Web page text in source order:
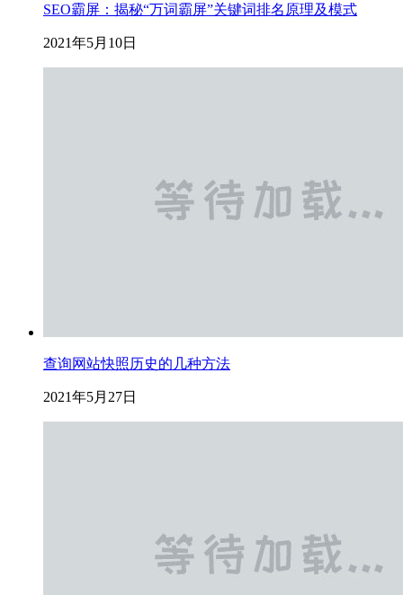
SEO霸屏：揭秘“万词霸屏”关键词排名原理及模式
2021年5月10日
查询网站快照历史的几种方法
2021年5月27日